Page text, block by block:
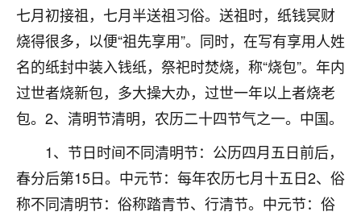
七月初接祖，七月半送祖习俗。送祖时，纸钱冥财
烧得很多，以便“祖先享用”。同时，在写有享用人姓
名的纸封中装入钱纸，祭祀时焚烧，称“烧包”。年内
过世者烧新包，多大操大办，过世一年以上者烧老
包。2、清明节清明，农历二十四节气之一。中国。
1、节日时间不同清明节：公历四月五日前后，
春分后第15日。中元节：每年农历七月十五日2、俗
称不同清明节：俗称踏青节、行清节。中元节：俗
我也想找老师看看，有没有人给个联系方式的啊？
鹿森 ：慧来老师微信：gjsy0624
1天前 来自江西 12
青春168
我也想要，我也想要！
2天前 来自山西 15
Jessica李